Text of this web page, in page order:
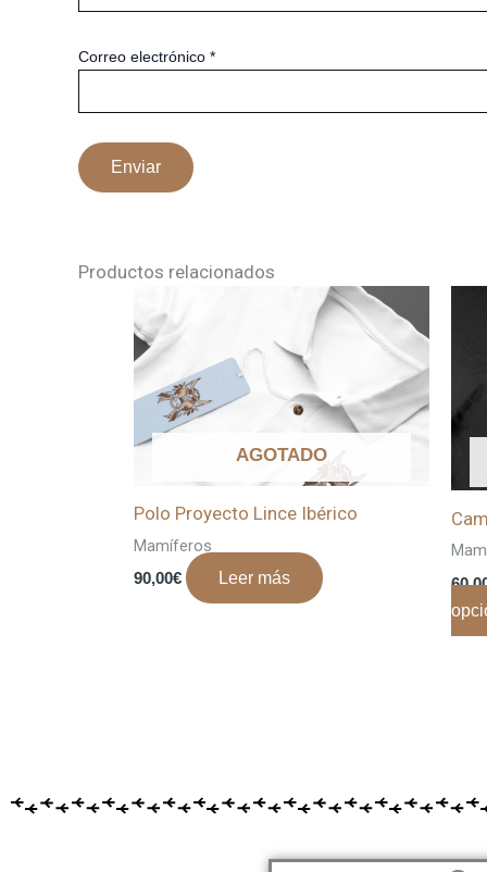
Correo electrónico *
Productos relacionados
AGOTADO
Polo Proyecto Lince Ibérico
Mamíferos
90,00€ Leer más